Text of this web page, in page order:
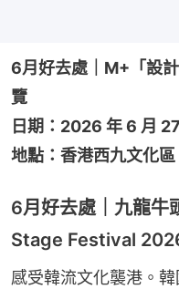
6月好去處｜M+「設
覽
日期：2026 年 6 月
地點：香港西九文化
6月好去處｜九龍牛
Stage Festival
感受韓流文化襲港。